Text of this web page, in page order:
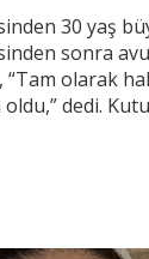
30 yaş
sonra
“Tam olarak
oldu,” dedi.